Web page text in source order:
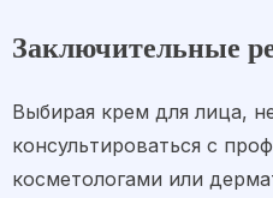
Заключительные
Выбирая крем для лица,
консультироваться с
косметологами или